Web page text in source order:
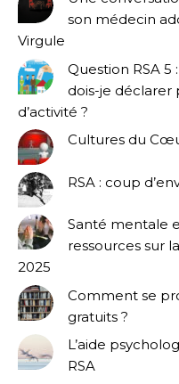
son médecin
Virgule
Question RSA 5
dois-je
d’activité ?
Cultures du
RSA : coup
Santé mentale
ressources sur
2025
Comment se
gratuits ?
L’aide
RSA